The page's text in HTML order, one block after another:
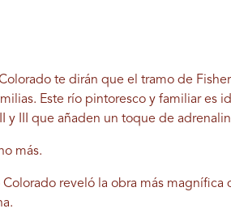
te dirán que el tramo de
Este río pintoresco y familiar es
y III que añaden un toque de
más.
Colorado reveló la obra más